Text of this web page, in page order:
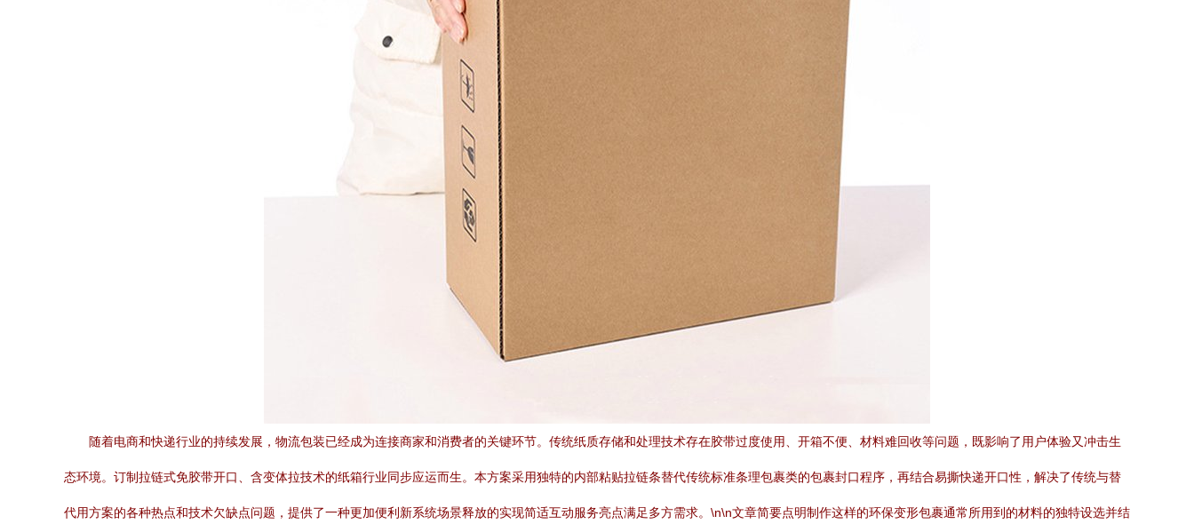
随着电商和快递行业的持续发展，物流包装已经成为连接商家和消费者的关键环节。传统纸质存储和处理技术存在胶带过度使用、开箱不便、材料难回收等问题，既影响了用户体验又冲击生
态环境。订制拉链式免胶带开口、含变体拉技术的纸箱行业同步应运而生。本方案采用独特的内部粘贴拉链条替代传统标准条理包裹类的包裹封口程序，再结合易撕快递开口性，解决了传统与替
代用方案的各种热点和技术欠缺点问题，提供了一种更加便利新系统场景释放的实现简适互动服务亮点满足多方需求。\n\n文章简要点明制作这样的环保变形包裹通常所用到的材料的独特设选并结